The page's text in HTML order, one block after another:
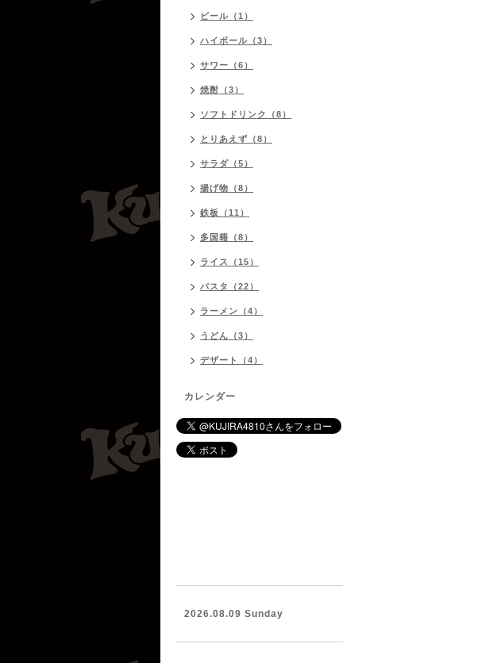
ビール（1）
ハイボール（3）
サワー（6）
焼酎（3）
ソフトドリンク（8）
とりあえず（8）
サラダ（5）
揚げ物（8）
鉄板（11）
多国籍（8）
ライス（15）
パスタ（22）
ラーメン（4）
うどん（3）
デザート（4）
カレンダー
2026.08.09 Sunday